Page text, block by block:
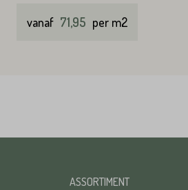
vanaf 71,95 per m2
ASSORTIMENT